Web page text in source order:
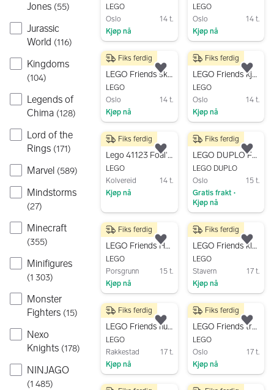
Jones (55)
Jurassic
World (116)
Kingdoms
(104)
Legends of
Chima (128)
Lord of the
Rings (171)
Marvel (589)
Mindstorms
(27)
Minecraft
(355)
Minifigures
(1 303)
Monster
Fighters (15)
Nexo
Knights (178)
NINJAGO
(1 485)
LEGO
Oslo
14 t.
Kjøp nå
LEGO
Oslo
14 t.
Kjøp nå
400 kr
LEGO Friends skole
LEGO
Oslo
14 t.
Kjøp nå
Fiks ferdig
Legg til som favoritt.
500 kr
LEGO Friends kjøpesenter
LEGO
Oslo
14 t.
Kjøp nå
Fiks ferdig
99 kr
Lego 41123 Foal's Washing Station
LEGO
Kolvereid
14 t.
Kjøp nå
Fiks ferdig
Legg til som favoritt.
Gå til annonsen
250 kr
LEGO DUPLO Friends byggesett for småbarn
LEGO DUPLO
Oslo
15 t.
Gratis frakt •
Kjøp nå
Fiks ferdig
450 kr
LEGO Friends Hestestall leke sett
LEGO
Porsgrunn
15 t.
Kjøp nå
Fiks ferdig
Legg til som favoritt.
400 kr
LEGO Friends klosser og sett
LEGO
Stavern
17 t.
Kjøp nå
Fiks ferdig
800 kr
LEGO Friends hussett med minifigurer
LEGO
Rakkestad
17 t.
Kjøp nå
Fiks ferdig
Legg til som favoritt.
500 kr
LEGO Friends trehytte 41703, 701 deler
LEGO
Oslo
17 t.
Kjøp nå
Fiks ferdig